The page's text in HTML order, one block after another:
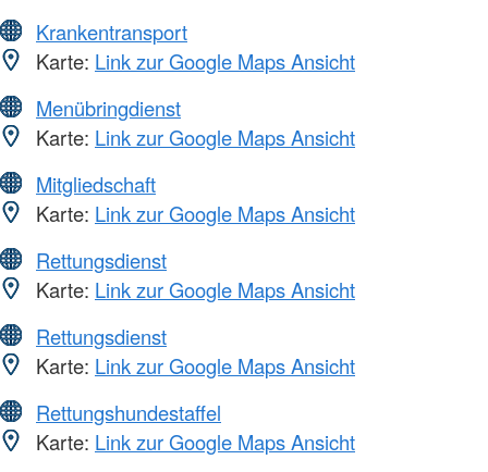
Krankentransport
Karte: Link zur Google Maps Ansicht
Menübringdienst
Karte: Link zur Google Maps Ansicht
Mitgliedschaft
Karte: Link zur Google Maps Ansicht
Rettungsdienst
Karte: Link zur Google Maps Ansicht
Rettungsdienst
Karte: Link zur Google Maps Ansicht
Rettungshundestaffel
Karte: Link zur Google Maps Ansicht